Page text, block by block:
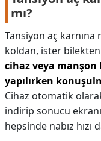
mı?
Tansiyon aç karnına
koldan, ister
cihaz veya
yapılırken
Cihaz otomatik
indirip sonucu
hepsinde nabız hızı